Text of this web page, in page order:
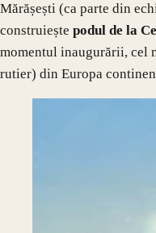
Mărășești (ca parte din
construiește podul de la
momentul inaugurării, cel
rutier) din Europa